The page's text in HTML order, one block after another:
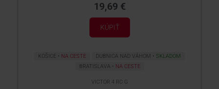
19,69 €
KÚPIŤ
KOŠICE NA CESTE DUBNICA NAD VÁHOM
SKLADOM
BRATISLAVA
NA CESTE
VICTOR 4 RC G